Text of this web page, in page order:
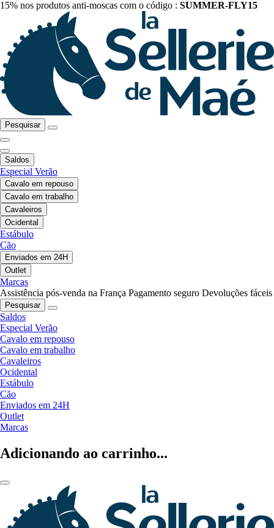
15% nos produtos anti-moscas com o código : SUMMER-FLY15
Pesquisar
Saldos
Especial Verão
Cavalo em repouso
Cavalo em trabalho
Cavaleiros
Ocidental
Estábulo
Cão
Enviados em 24H
Outlet
Marcas
Assistência pós-venda na França Pagamento seguro Devoluções fáceis
Pesquisar
Saldos
Especial Verão
Cavalo em repouso
Cavalo em trabalho
Cavaleiros
Ocidental
Estábulo
Cão
Enviados em 24H
Outlet
Marcas
Adicionando ao carrinho...